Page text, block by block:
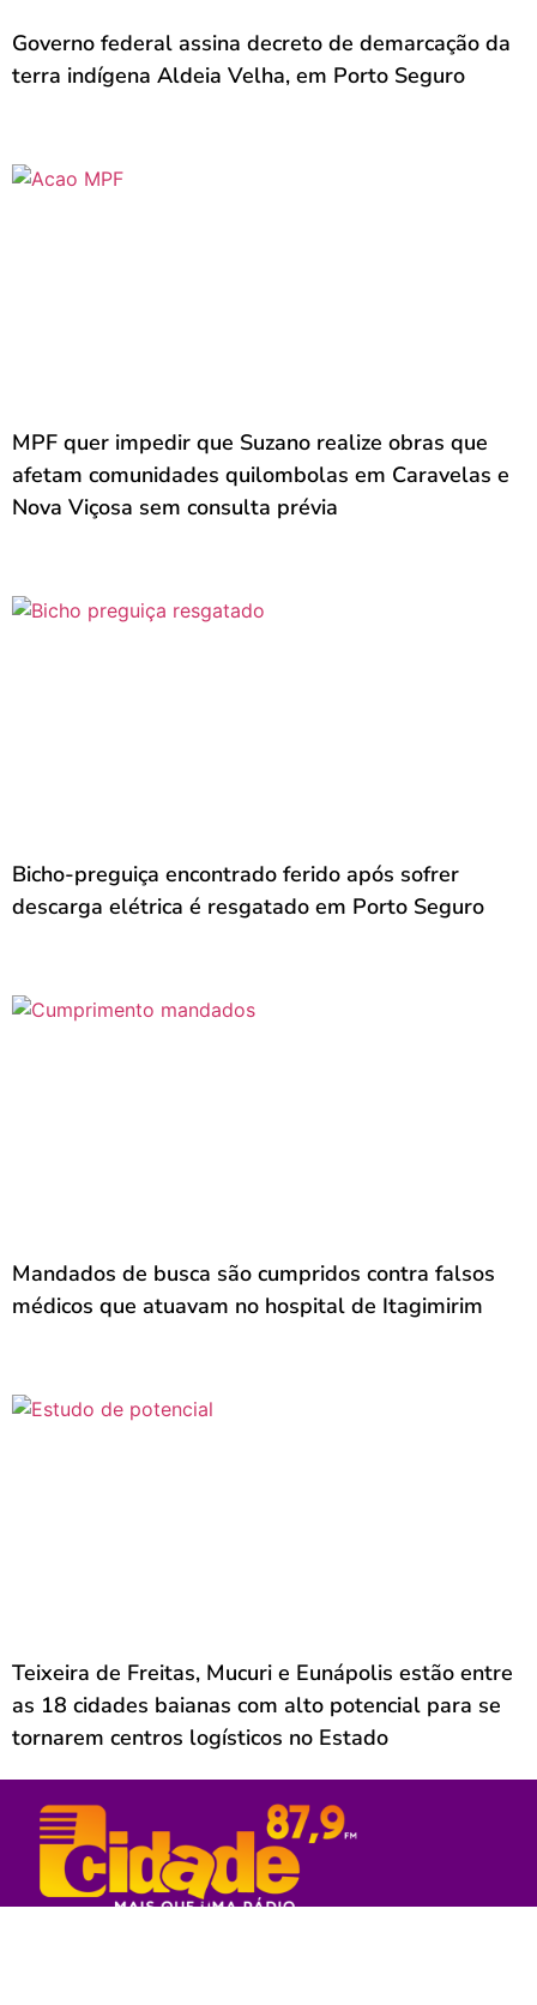
Governo federal assina decreto de demarcação da
terra indígena Aldeia Velha, em Porto Seguro
MPF quer impedir que Suzano realize obras que
afetam comunidades quilombolas em Caravelas e
Nova Viçosa sem consulta prévia
Bicho-preguiça encontrado ferido após sofrer
descarga elétrica é resgatado em Porto Seguro
Mandados de busca são cumpridos contra falsos
médicos que atuavam no hospital de Itagimirim
Teixeira de Freitas, Mucuri e Eunápolis estão entre
as 18 cidades baianas com alto potencial para se
tornarem centros logísticos no Estado